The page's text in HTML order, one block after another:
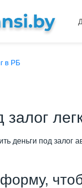
в РБ
залог
деньги под залог